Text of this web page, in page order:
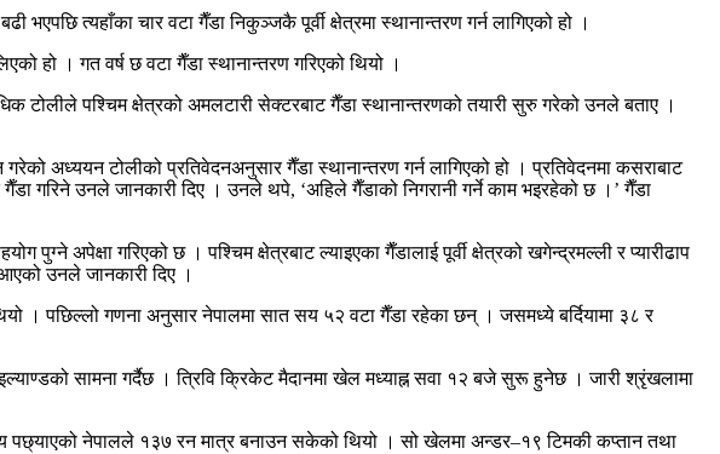
त्यहाँका चार वटा गैँडा निकुञ्जकै पूर्वी क्षेत्रमा स्थानान्तरण गर्न लागिएको हो ।
हो । गत वर्ष छ वटा गैँडा स्थानान्तरण गरिएको थियो ।
टोलीले पश्चिम क्षेत्रको अमलटारी सेक्टरबाट गैँडा स्थानान्तरणको तयारी सुरु गरेको उनले बताए ।
अध्ययन टोलीको प्रतिवेदनअनुसार गैँडा स्थानान्तरण गर्न लागिएको हो । प्रतिवेदनमा कसराबाट
गरिने उनले जानकारी दिए । उनले थपे, ‘अहिले गैँडाको निगरानी गर्ने काम भइरहेको छ ।’ गैँडा
अपेक्षा गरिएको छ । पश्चिम क्षेत्रबाट ल्याइएका गैँडालाई पूर्वी क्षेत्रको खगेन्द्रमल्ली र प्यारीढाप
उनले जानकारी दिए ।
। पछिल्लो गणना अनुसार नेपालमा सात सय ५२ वटा गैँडा रहेका छन् । जसमध्ये बर्दियामा ३८ र
सामना गर्दैछ । त्रिवि क्रिकेट मैदानमा खेल मध्याह्न सवा १२ बजे सुरू हुनेछ । जारी श्रृंखलामा
पछ्याएको नेपालले १३७ रन मात्र बनाउन सकेको थियो । सो खेलमा अन्डर–१९ टिमकी कप्तान तथा